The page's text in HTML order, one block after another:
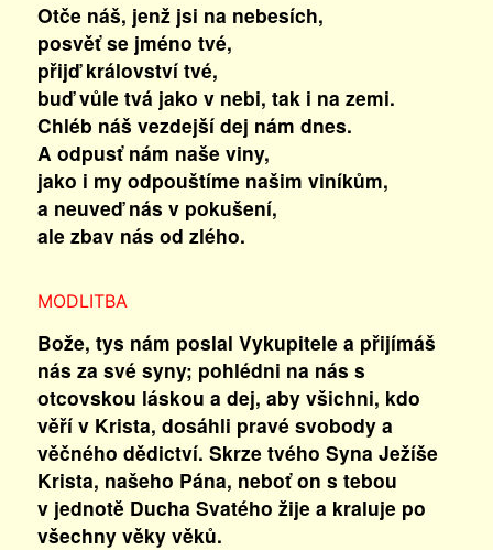
Otče náš, jenž jsi na nebesích,
posvěť se jméno tvé,
přijď království tvé,
buď vůle tvá jako v nebi, tak i na zemi.
Chléb náš vezdejší dej nám dnes.
A odpusť nám naše viny,
jako i my odpouštíme našim viníkům,
a neuveď nás v pokušení,
ale zbav nás od zlého.
MODLITBA
Bože, tys nám poslal Vykupitele a přijímáš
nás za své syny; pohlédni na nás s
otcovskou láskou a dej, aby všichni, kdo
věří v Krista, dosáhli pravé svobody a
věčného dědictví. Skrze tvého Syna Ježíše
Krista, našeho Pána, neboť on s tebou
v jednotě Ducha Svatého žije a kraluje po
všechny věky věků.